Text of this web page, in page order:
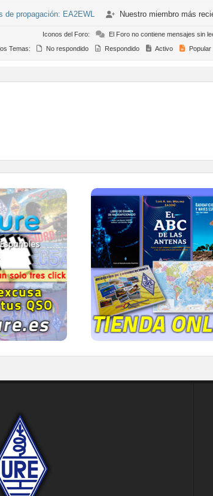
de propagación: EA2EWL Nuestro miembro más
Iconos del Foro: El Foro no contiene mensajes sin
Temas:
No respondido Respondido Activo Popular
solo tres
TIENDA
Publicaciones, mapas,
gorras, tazas, forros
IR A LA TIENDA